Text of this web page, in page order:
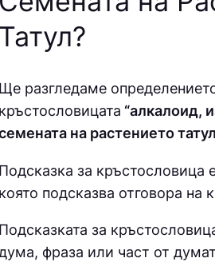
?
разгледаме
“алкалоид,
на растението
за кръстословица
подсказва отговора на
за
фраза или част от